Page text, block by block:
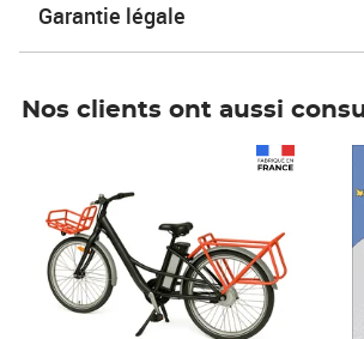
Garantie légale
Nos clients ont aussi
Prix